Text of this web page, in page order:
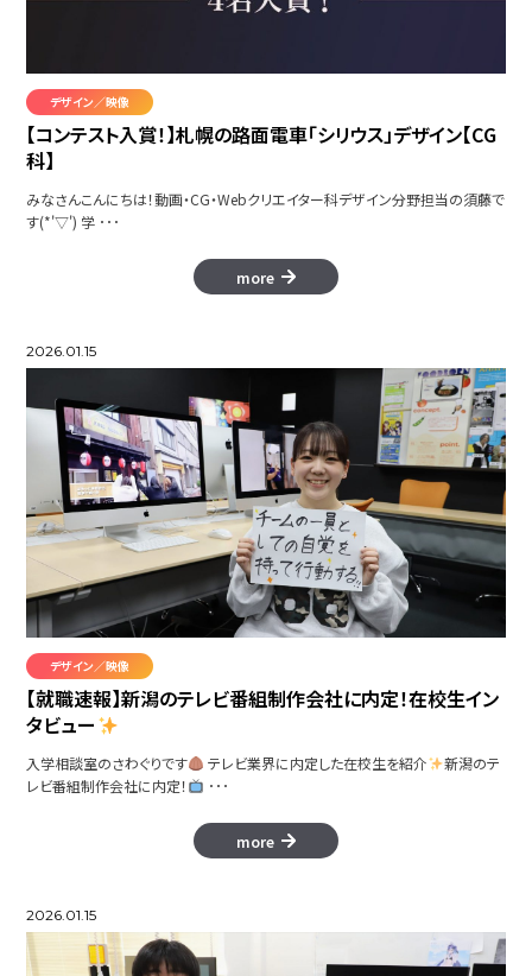
フワッとパニックサーカス
カチコチふわっぷ
くにゃっとくれいず
ファンタジー GameEffect
アニフェクト
Circle
morningbroll
Frei
デザイン／映像
【コンテスト入賞！】札幌の路面電車「シリウス」デザイン【CG
科】
みなさんこんにちは！動画・CG・Webクリエイター科デザイン分野担当の須藤で
す(*'▽') 学 ･･･
more
2026.01.15
デザイン／映像
【就職速報】新潟のテレビ番組制作会社に内定！在校生イン
タビュー
入学相談室のさわぐりです テレビ業界に内定した在校生を紹介
新潟のテ
レビ番組制作会社に内定！
･･･
more
2026.01.15